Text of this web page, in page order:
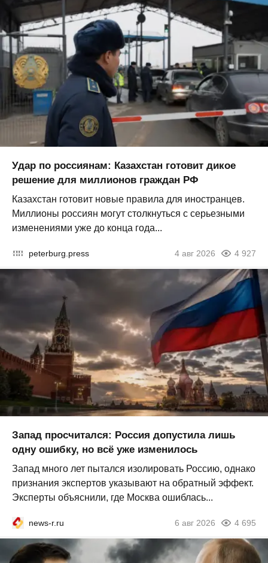
Удар по россиянам: Казахстан готовит дикое
решение для миллионов граждан РФ
Казахстан готовит новые правила для иностранцев.
Миллионы россиян могут столкнуться с серьезными
изменениями уже до конца года...
peterburg.press 4 авг 2026 4 927
Запад просчитался: Россия допустила лишь
одну ошибку, но всё уже изменилось
Запад много лет пытался изолировать Россию, однако
признания экспертов указывают на обратный эффект.
Эксперты объяснили, где Москва ошиблась...
news-r.ru 6 авг 2026 4 695